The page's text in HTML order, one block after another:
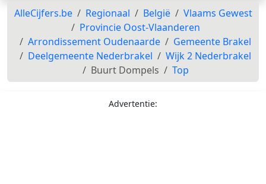
AlleCijfers.be Regionaal België
Vlaams Gewest
Provincie Oost-Vlaanderen
Arrondissement Oudenaarde
Gemeente Brakel
Deelgemeente Nederbrakel
Wijk 2 Nederbrakel
Buurt Dompels
Top
Advertentie: